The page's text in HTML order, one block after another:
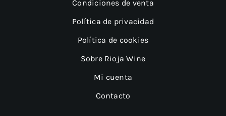
Condiciones de venta
Política de privacidad
Política de cookies
Sobre Rioja Wine
Mi cuenta
Contacto